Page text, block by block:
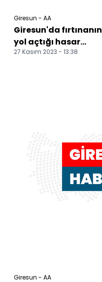
Giresun - AA
Giresun'da fırtınanın
yol açtığı hasar
tespit ediliyor
27 Kasım 2023 - 13:38
Giresun - AA